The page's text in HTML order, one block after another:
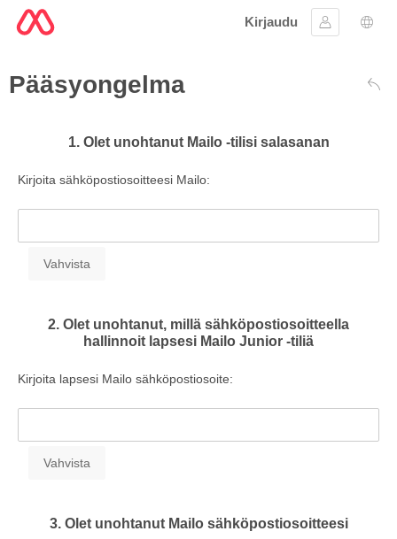
Kirjaudu
Kirjaudu
Pääsyongelma
1. Olet unohtanut Mailo -tilisi salasanan
Kirjoita sähköpostiosoitteesi Mailo:
2. Olet unohtanut, millä sähköpostiosoitteella
hallinnoit lapsesi Mailo Junior -tiliä
Kirjoita lapsesi Mailo sähköpostiosoite:
3. Olet unohtanut Mailo sähköpostiosoitteesi